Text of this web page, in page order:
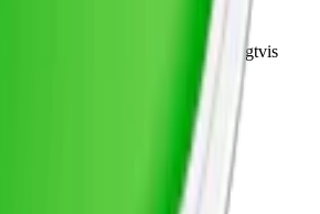
08:00 - 18:00 Vi svarar vanligtvis